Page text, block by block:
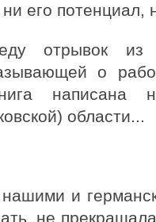
его потенциал,
отрывок
о
написана
области...
и
не